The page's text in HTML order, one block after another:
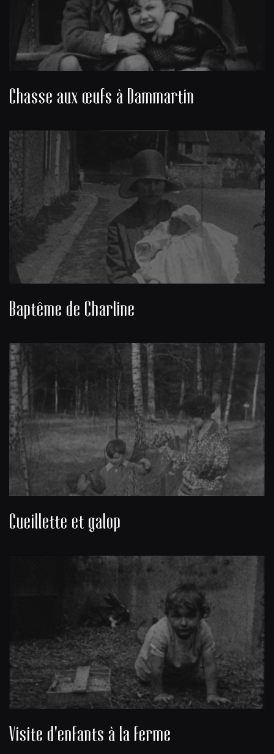
Chasse aux œufs à Dammartin
Baptême de Charline
Cueillette et galop
Visite d'enfants à la ferme